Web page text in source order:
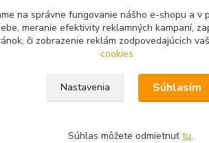
na správne fungovanie nášho e-shopu a v
meranie efektivity reklamných kampaní,
či zobrazenie reklám zodpovedajúcich
cookies
Nastavenia Súhlasím
Súhlas môžete odmietnuť tu.